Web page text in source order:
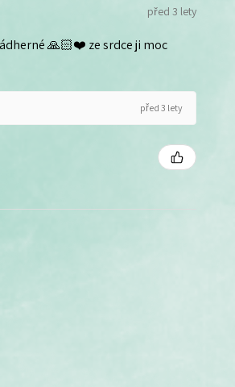
před 3 lety
🙏🏻❤️ ze srdce ji moc
před 3 lety